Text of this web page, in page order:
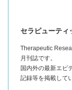
セラピューテ
Therapeutic
月刊誌です。
国内外の最新エビ
記録等を掲載して